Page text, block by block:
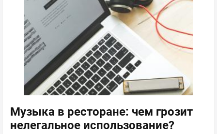
Музыка в ресторане: чем грозит
нелегальное использование?